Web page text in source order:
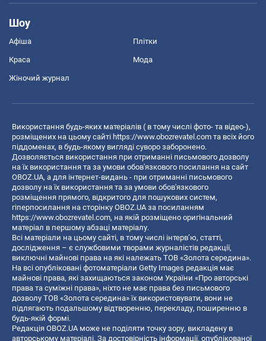
Шоу
Афіша Плітки
Краса Мода
Жіночий журнал
Використання будь-яких матеріалів ( в тому числі фото- та відео-),
розміщених на цьому сайті https://www.obozrevatel.com та всіх його
піддоменах, в будь-якому вигляді суворо заборонено.
Дозволяється використання при отриманні письмового дозволу
на їх використання та за умови обов'язкового посилання на сайт
OBOZ.UA, а для інтернет-видань - при отриманні письмового
дозволу на їх використання та за умови обов'язкового
розміщення прямого, відкритого для пошукових систем,
гіперпосилання на сторінку OBOZ.UA за посиланням
https://www.obozrevatel.com, на якій розміщено оригінальний
матеріал в першому абзаці матеріалу.
Всі матеріали на цьому сайті, в тому числі інтерв’ю, статті,
дослідження – є службовими творами журналістів редакції,
виключні майнові права на які належать ТОВ «Золота середина».
На всі опубліковані фотоматеріали Getty Images редакція має
майнові права, які захищаються законом України «Про авторські
права та суміжні права», ніхто не має права без письмового
дозволу ТОВ «Золота середина» їх використовувати, вони не
підлягають подальшому відтворенню, перекладу, поширенню в
будь-якій формі.
Редакція OBOZ.UA може не поділяти точку зору, викладену в
авторському матеріалі. За достовірність інформації, опублікованої